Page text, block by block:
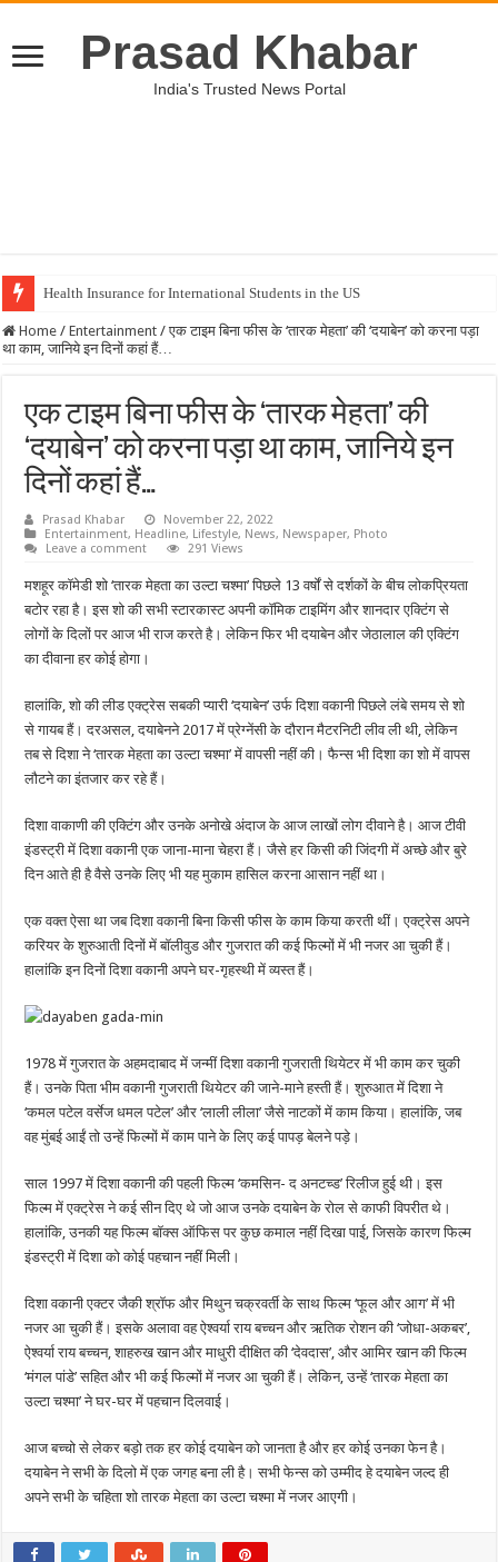
Prasad Khabar
India's Trusted News Portal
Health Insurance for International Students in the US
Home / Entertainment / एक टाइम बिना फीस के ‘तारक मेहता’ की ‘दयाबेन’ को करना पड़ा
था काम, जानिये इन दिनों कहां हैं…
एक टाइम बिना फीस के ‘तारक मेहता’ की
‘दयाबेन’ को करना पड़ा था काम, जानिये इन
दिनों कहां हैं…
Prasad Khabar
November 22, 2022
Entertainment, Headline, Lifestyle, News, Newspaper, Photo
Leave a comment
291 Views
मशहूर कॉमेडी शो ‘तारक मेहता का उल्टा चश्मा’ पिछले 13 वर्षों से दर्शकों के बीच लोकप्रियता
बटोर रहा है। इस शो की सभी स्टारकास्ट अपनी कॉमिक टाइमिंग और शानदार एक्टिंग से
लोगों के दिलों पर आज भी राज करते है। लेकिन फिर भी दयाबेन और जेठालाल की एक्टिंग
का दीवाना हर कोई होगा।
हालांकि, शो की लीड एक्ट्रेस सबकी प्यारी ‘दयाबेन’ उर्फ दिशा वकानी पिछले लंबे समय से शो
से गायब हैं। दरअसल, दयाबेनने 2017 में प्रेग्नेंसी के दौरान मैटरनिटी लीव ली थी, लेकिन
तब से दिशा ने ‘तारक मेहता का उल्टा चश्मा’ में वापसी नहीं की। फैन्स भी दिशा का शो में वापस
लौटने का इंतजार कर रहे हैं।
दिशा वाकाणी की एक्टिंग और उनके अनोखे अंदाज के आज लाखों लोग दीवाने है। आज टीवी
इंडस्ट्री में दिशा वकानी एक जाना-माना चेहरा हैं। जैसे हर किसी की जिंदगी में अच्छे और बुरे
दिन आते ही है वैसे उनके लिए भी यह मुकाम हासिल करना आसान नहीं था।
एक वक्त ऐसा था जब दिशा वकानी बिना किसी फीस के काम किया करती थीं। एक्ट्रेस अपने
करियर के शुरुआती दिनों में बॉलीवुड और गुजरात की कई फिल्मों में भी नजर आ चुकी हैं।
हालांकि इन दिनों दिशा वकानी अपने घर-गृहस्थी में व्यस्त हैं।
1978 में गुजरात के अहमदाबाद में जन्मीं दिशा वकानी गुजराती थियेटर में भी काम कर चुकी
हैं। उनके पिता भीम वकानी गुजराती थियेटर की जाने-माने हस्ती हैं। शुरुआत में दिशा ने
‘कमल पटेल वर्सेज धमल पटेल’ और ‘लाली लीला’ जैसे नाटकों में काम किया। हालांकि, जब
वह मुंबई आईं तो उन्हें फिल्मों में काम पाने के लिए कई पापड़ बेलने पड़े।
साल 1997 में दिशा वकानी की पहली फिल्म ‘कमसिन- द अनटच्ड’ रिलीज हुई थी। इस
फिल्म में एक्ट्रेस ने कई सीन दिए थे जो आज उनके दयाबेन के रोल से काफी विपरीत थे।
हालांकि, उनकी यह फिल्म बॉक्स ऑफिस पर कुछ कमाल नहीं दिखा पाई, जिसके कारण फिल्म
इंडस्ट्री में दिशा को कोई पहचान नहीं मिली।
दिशा वकानी एक्टर जैकी श्रॉफ और मिथुन चक्रवर्ती के साथ फिल्म ‘फूल और आग’ में भी
नजर आ चुकी हैं। इसके अलावा वह ऐश्वर्या राय बच्चन और ऋतिक रोशन की ‘जोधा-अकबर’,
ऐश्वर्या राय बच्चन, शाहरुख खान और माधुरी दीक्षित की ‘देवदास’, और आमिर खान की फिल्म
‘मंगल पांडे’ सहित और भी कई फिल्मों में नजर आ चुकी हैं। लेकिन, उन्हें ‘तारक मेहता का
उल्टा चश्मा’ ने घर-घर में पहचान दिलवाई।
आज बच्चो से लेकर बड़ो तक हर कोई दयाबेन को जानता है और हर कोई उनका फेन है।
दयाबेन ने सभी के दिलो में एक जगह बना ली है। सभी फेन्स को उम्मीद हे दयाबेन जल्द ही
अपने सभी के चहिता शो तारक मेहता का उल्टा चश्मा में नजर आएगी।